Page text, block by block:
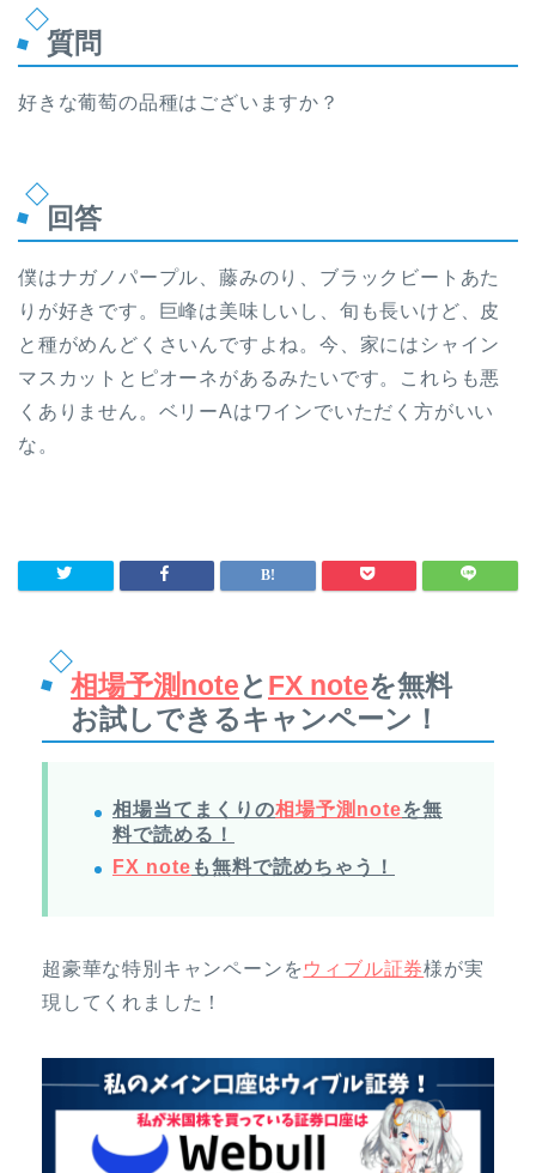
質問
好きな葡萄の品種はございますか？
回答
僕はナガノパープル、藤みのり、ブラックビートあた
りが好きです。巨峰は美味しいし、旬も長いけど、皮
と種がめんどくさいんですよね。今、家にはシャイン
マスカットとピオーネがあるみたいです。これらも悪
くありません。ベリーAはワインでいただく方がいい
な。
相場予測noteとFX noteを無料
お試しできるキャンペーン！
相場当てまくりの相場予測noteを無
料で読める！
FX note も無料で読めちゃう！
超豪華な特別キャンペーンを ウィブル証券様が実
現してくれました！